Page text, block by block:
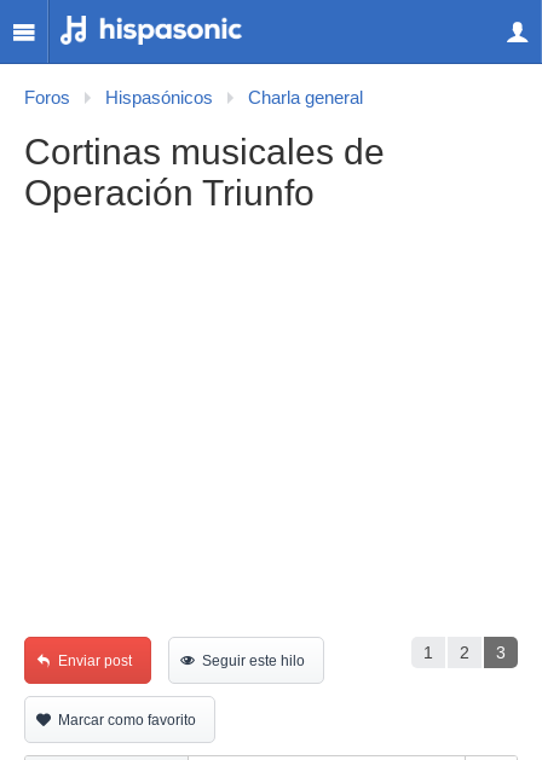
Foros Hispasónicos Charla general
Cortinas musicales de
Operación Triunfo
1 2 3
Enviar post Seguir este hilo
Marcar como favorito